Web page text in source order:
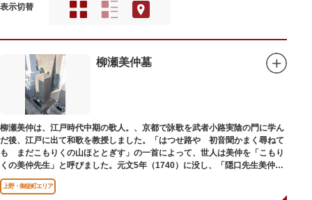
表示切替
柳瀬美仲墓
柳瀬美仲は、江戸時代中期の歌人。、京都で詠歌を武者小路実陰の門に学ん
だ後、江戸に出て和歌を教授しました。「はつせ路や 初音聞かまく尋ねて
も まだこもりくの山ほととぎす」の一首によって、世人は美仲を「こもり
くの美仲先生」と呼びました。元文5年（1740）に没し、「隠口先生美仲甫
之墓」と刻まれた墓が教證寺（きょうしょうじ）にあります。
上野・御徒町エリア